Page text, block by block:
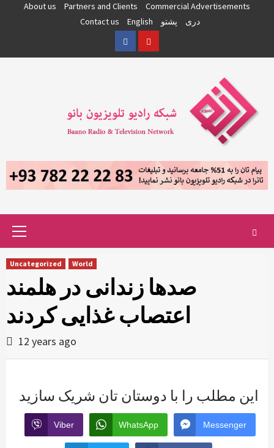
About us Partners and Clients
Commercial Advertisements
Contact us
English پشتو
دری
FacebookYouTube
Uncategorized World
صدها زندانی در هلمند
اعتصاب غذایی کردند
12 years ago
این مطلب را با دوستان تان شریک سازید
Viber WhatsApp Messenger